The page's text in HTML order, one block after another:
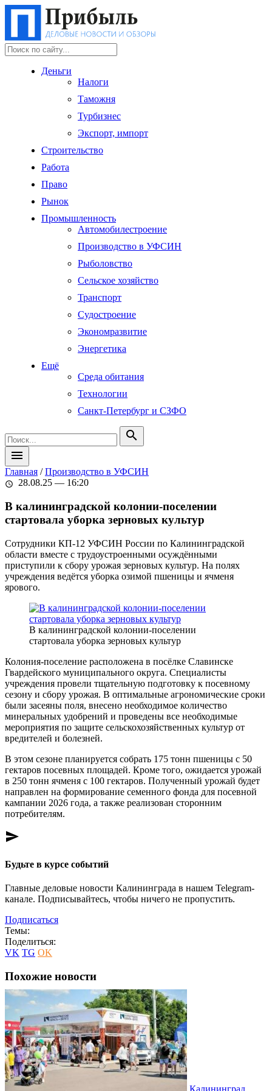
Деньги
Налоги
Таможня
Турбизнес
Экспорт, импорт
Строительство
Работа
Право
Рынок
Промышленность
Автомобилестроение
Производство в УФСИН
Рыболовство
Сельское хозяйство
Транспорт
Судостроение
Экономразвитие
Энергетика
Ещё
Среда обитания
Технологии
Санкт-Петербург и СЗФО
search
menu
Главная /Производство в УФСИН
schedule 28.08.25 — 16:20
В калининградской колонии-поселении
стартовала уборка зерновых культур
Сотрудники КП-12 УФСИН России по Калининградской
области вместе с трудоустроенными осуждёнными
приступили к сбору урожая зерновых культур. На полях
учреждения ведётся уборка озимой пшеницы и ячменя
ярового.
В калининградской колонии-поселении
стартовала уборка зерновых культур
Колония-поселение расположена в посёлке Славинске
Гвардейского муниципального округа. Специалисты
учреждения провели тщательную подготовку к посевному
сезону и сбору урожая. В оптимальные агрономические сроки
были засеяны поля, внесено необходимое количество
минеральных удобрений и проведены все необходимые
мероприятия по защите сельскохозяйственных культур от
вредителей и болезней.
В этом сезоне планируется собрать 175 тонн пшеницы с 50
гектаров посевных площадей. Кроме того, ожидается урожай
в 250 тонн ячменя с 100 гектаров. Полученный урожай будет
направлен на формирование семенного фонда для посевной
кампании 2026 года, а также реализован сторонним
потребителям.
send
Будьте в курсе событий
Главные деловые новости Калининграда в нашем Telegram-
канале. Подписывайтесь, чтобы ничего не пропустить.
Подписаться
Темы:
Поделиться:
VK TG OK
Похожие новости
Калининград